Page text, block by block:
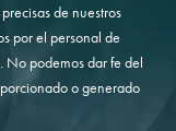
de nuestros
por el personal de
No podemos dar fe del
o generado